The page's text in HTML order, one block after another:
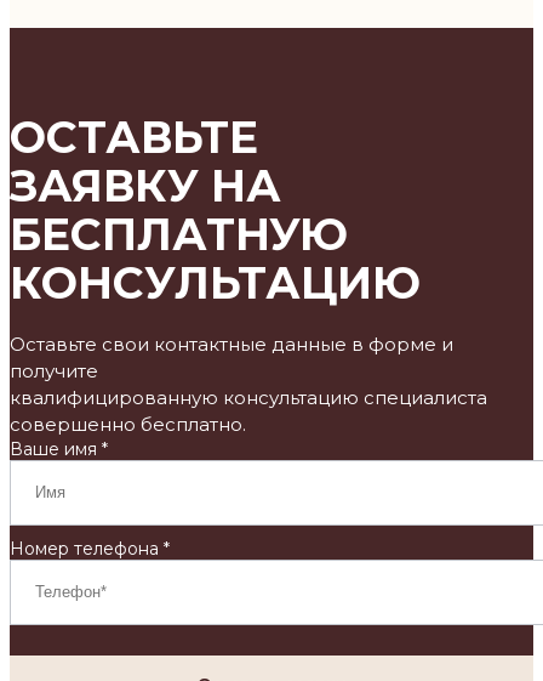
ОСТАВЬТЕ
ЗАЯВКУ НА
БЕСПЛАТНУЮ
КОНСУЛЬТАЦИЮ
Оставьте свои контактные данные в форме и
получите
квалифицированную консультацию специалиста
совершенно бесплатно.
Ваше имя *
Номер телефона *